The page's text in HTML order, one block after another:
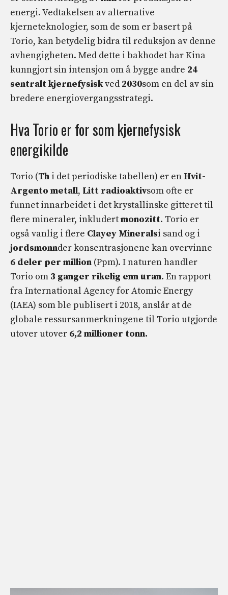
energi. Vedtakelsen av alternative
kjerneteknologier, som de som er basert på
Torio, kan betydelig bidra til reduksjon av denne
avhengigheten. Med dette i bakhodet har Kina
kunngjort sin intensjon om å bygge andre 24
sentraltkjernefysiskved 2030som en del av sin
bredere energiovergangsstrategi.
Hva Torio er for som kjernefysisk
energikilde
Torio (Th i det periodiske tabellen) er en Hvit-
Argento metall, Litt radioaktivsom ofte er
funnet innarbeidet i det krystallinske gitteret til
flere mineraler, inkludertmonozitt. Torio er
også vanlig i flere Clayey Mineralsi sand og i
jordsmonnder konsentrasjonene kan overvinne
6 deler per million (Ppm). I naturen handler
Torio om 3 ganger rikelig enn uran. En rapport
fra International Agency for Atomic Energy
(IAEA) som ble publisert i 2018, anslår at de
globale ressursanmerkningene til Torio utgjorde
utover utover 6,2 millioner tonn.